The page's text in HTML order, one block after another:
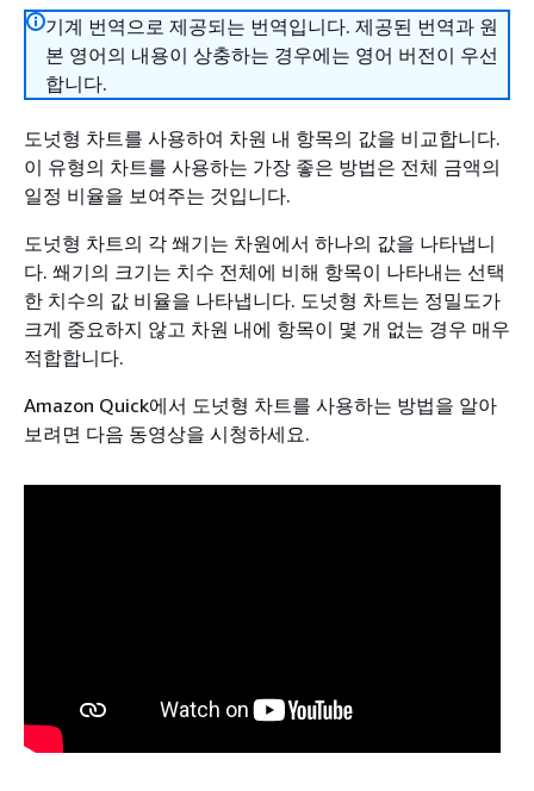
기계 번역으로 제공되는 번역입니다. 제공된 번역과 원
본 영어의 내용이 상충하는 경우에는 영어 버전이 우선
합니다.
도넛형 차트를 사용하여 차원 내 항목의 값을 비교합니다.
이 유형의 차트를 사용하는 가장 좋은 방법은 전체 금액의
일정 비율을 보여주는 것입니다.
도넛형 차트의 각 쐐기는 차원에서 하나의 값을 나타냅니
다. 쐐기의 크기는 치수 전체에 비해 항목이 나타내는 선택
한 치수의 값 비율을 나타냅니다. 도넛형 차트는 정밀도가
크게 중요하지 않고 차원 내에 항목이 몇 개 없는 경우 매우
적합합니다.
Amazon Quick에서 도넛형 차트를 사용하는 방법을 알아
보려면 다음 동영상을 시청하세요.